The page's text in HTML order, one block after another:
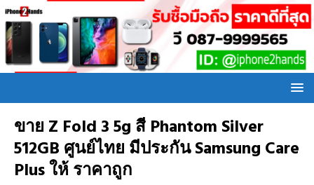
ขาย Z Fold 3 5g สี Phantom Silver
512GB ศูนย์ไทย มีประกัน Samsung Care
Plus ให้ ราคาถูก